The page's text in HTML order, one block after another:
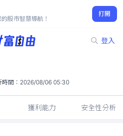
股市智慧導航！
打開
登入
-2.95%
間： 2026/08/06 05:30
獲利能力 安全性分析